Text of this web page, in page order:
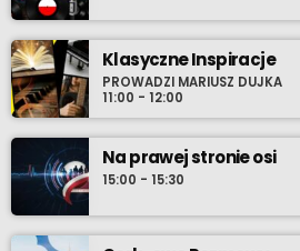
Klasyczne Inspiracje
PROWADZI MARIUSZ DUJKA
11:00 - 12:00
Na prawej stronie osi
15:00 - 15:30